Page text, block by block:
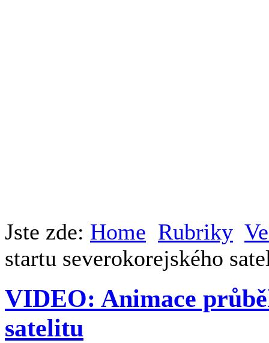
Jste zde: Home Rubriky
startu severokorejského
VIDEO: Animace
satelitu